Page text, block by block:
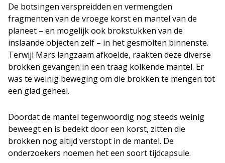
De botsingen verspreidden en vermengden
fragmenten van de vroege korst en mantel van de
planeet – en mogelijk ook brokstukken van de
inslaande objecten zelf – in het gesmolten binnenste.
Terwijl Mars langzaam afkoelde, raakten deze diverse
brokken gevangen in een traag kolkende mantel. Er
was te weinig beweging om die brokken te mengen tot
een glad geheel.
Doordat de mantel tegenwoordig nog steeds weinig
beweegt en is bedekt door een korst, zitten die
brokken nog altijd verstopt in de mantel. De
onderzoekers noemen het een soort tijdcapsule.